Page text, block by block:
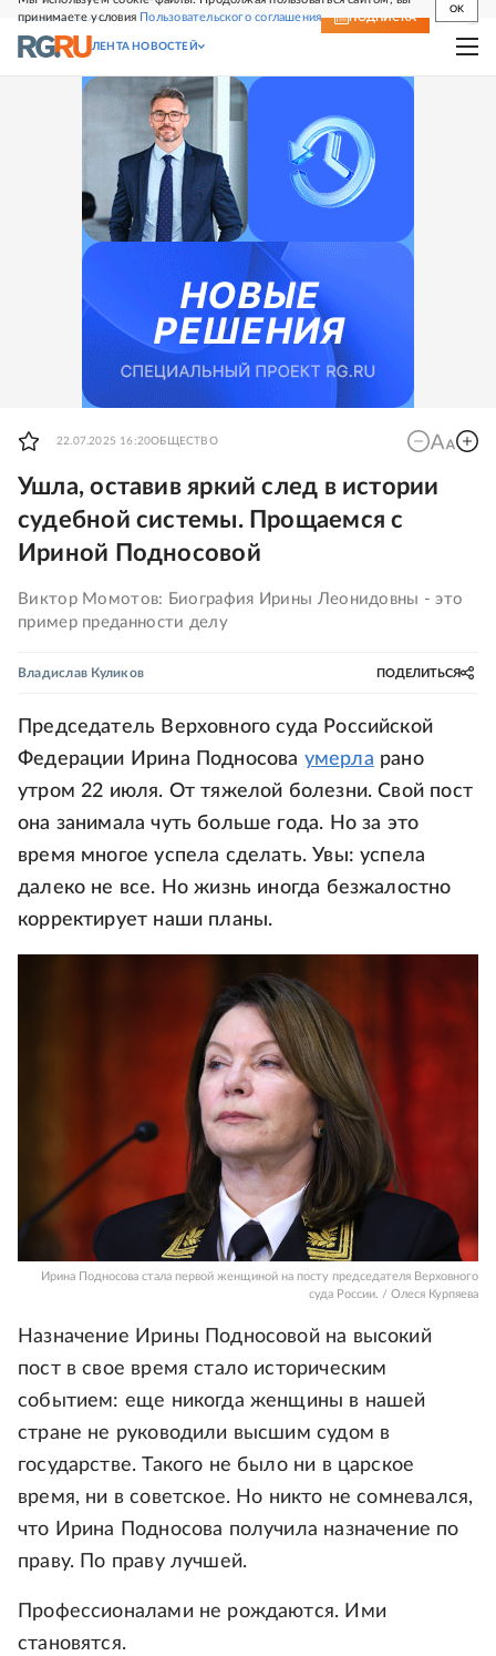
принимаете условия Пользовательского соглашения
OK
СВЕЖИЙ НОМЕР ПОДПИСКА
ЛЕНТА НОВОСТЕЙ
22.07.2025 16:20ОБЩЕСТВО
Ушла, оставив яркий след в истории
судебной системы. Прощаемся с
Ириной Подносовой
Виктор Момотов: Биография Ирины Леонидовны - это
пример преданности делу
Владислав Куликов ПОДЕЛИТЬСЯ
Председатель Верховного суда Российской
Федерации Ирина Подносова умерла рано
утром 22 июля. От тяжелой болезни. Свой пост
она занимала чуть больше года. Но за это
время многое успела сделать. Увы: успела
далеко не все. Но жизнь иногда безжалостно
корректирует наши планы.
Ирина Подносова стала первой женщиной на посту председателя Верховного
суда России. / Олеся Курпяева
Назначение Ирины Подносовой на высокий
пост в свое время стало историческим
событием: еще никогда женщины в нашей
стране не руководили высшим судом в
государстве. Такого не было ни в царское
время, ни в советское. Но никто не сомневался,
что Ирина Подносова получила назначение по
праву. По праву лучшей.
Профессионалами не рождаются. Ими
становятся.